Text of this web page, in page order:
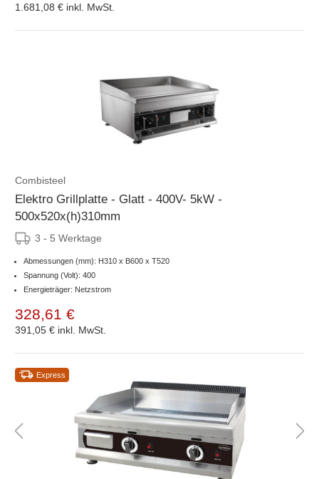
1.681,08 € inkl. MwSt.
Combisteel
Elektro Grillplatte - Glatt - 400V- 5kW -
500x520x(h)310mm
3 - 5 Werktage
Abmessungen (mm): H310 x B600 x T520
Spannung (Volt): 400
Energieträger: Netzstrom
328,61 €
391,05 € inkl. MwSt.
Express